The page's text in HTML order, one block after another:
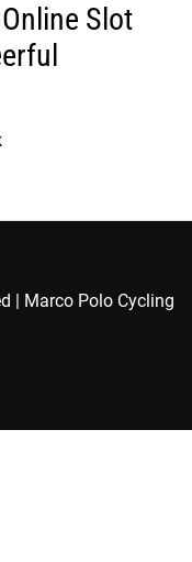
Slot
| Marco Polo Cycling